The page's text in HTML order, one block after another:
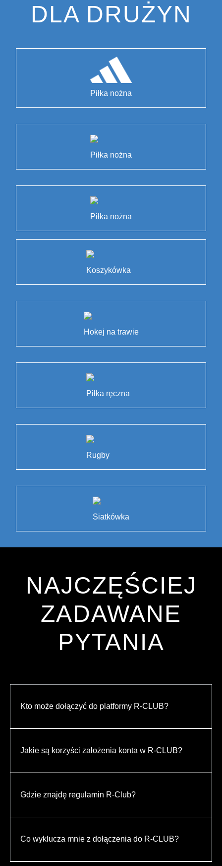
DLA DRUŻYN
Piłka nożna
Piłka nożna
Piłka nożna
Koszykówka
Hokej na trawie
Piłka ręczna
Rugby
Siatkówka
NAJCZĘŚCIEJ
ZADAWANE
PYTANIA
Kto może dołączyć do platformy R-CLUB?
Jakie są korzyści założenia konta w R-CLUB?
Gdzie znajdę regulamin R-Club?
Co wyklucza mnie z dołączenia do R-CLUB?